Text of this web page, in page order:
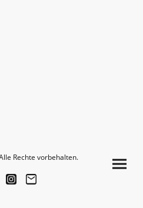
Rechte vorbehalten.